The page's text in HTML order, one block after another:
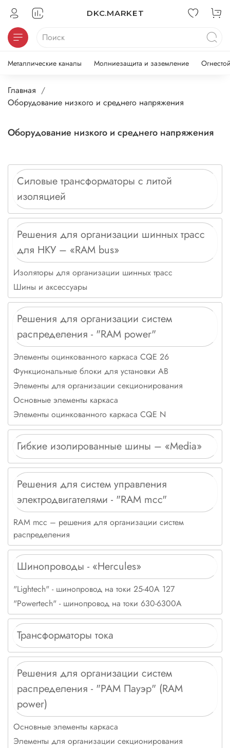
DKC.MARKET
Металлические каналы Молниезащита и заземление
Главная
Оборудование низкого и среднего напряжения
Оборудование низкого и среднего напряжения
Силовые трансформаторы с литой
изоляцией
Решения для организации шинных трасс
для НКУ – «RAM bus»
Изоляторы для организации шинных трасс
Шины и аксессуары
Решения для организации систем
распределения - "RAM power"
Элементы оцинкованного каркаса CQE 26
Функциональные блоки для установки АВ
Элементы для организации секционирования
Основные элементы каркаса
Элементы оцинкованного каркаса CQE N
Гибкие изолированные шины – «Media»
Решения для систем управления
электродвигателями - "RAM mcc"
RAM mcc – решения для организации систем
распределения
Шинопроводы - «Hercules»
"Lightech" - шинопровод на токи 25-40А 127
"Powertech" - шинопровод на токи 630-6300А
Трансформаторы тока
Решения для организации систем
распределения - "РАМ Пауэр" (RAM
power)
Основные элементы каркаса
Элементы для организации секционирования